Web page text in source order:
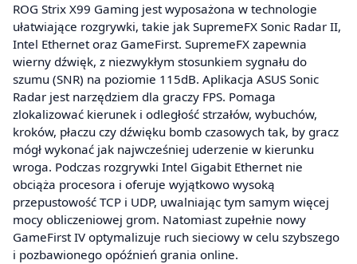
ROG Strix X99 Gaming jest wyposażona w technologie
ułatwiające rozgrywki, takie jak SupremeFX Sonic Radar II,
Intel Ethernet oraz GameFirst. SupremeFX zapewnia
wierny dźwięk, z niezwykłym stosunkiem sygnału do
szumu (SNR) na poziomie 115dB. Aplikacja ASUS Sonic
Radar jest narzędziem dla graczy FPS. Pomaga
zlokalizować kierunek i odległość strzałów, wybuchów,
kroków, płaczu czy dźwięku bomb czasowych tak, by gracz
mógł wykonać jak najwcześniej uderzenie w kierunku
wroga. Podczas rozgrywki Intel Gigabit Ethernet nie
obciąża procesora i oferuje wyjątkowo wysoką
przepustowość TCP i UDP, uwalniając tym samym więcej
mocy obliczeniowej grom. Natomiast zupełnie nowy
GameFirst IV optymalizuje ruch sieciowy w celu szybszego
i pozbawionego opóźnień grania online.